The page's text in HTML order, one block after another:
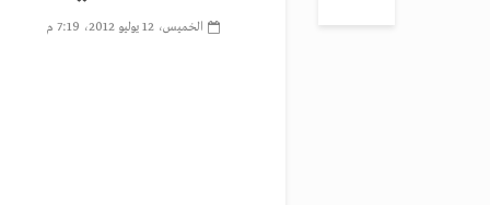
الخميس، 12 يوليو 2012، 7:19 م